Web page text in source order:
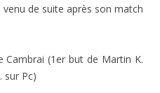
de suite après son match
(1er but de Martin K.
sur Pc)